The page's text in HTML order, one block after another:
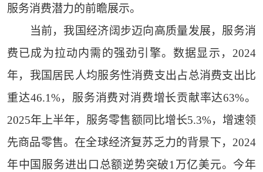
服务消费潜力的前瞻展示。
当前，我国经济阔步迈向高质量发展，服务消
费已成为拉动内需的强劲引擎。数据显示，2024
年，我国居民人均服务性消费支出占总消费支出比
重达46.1%，服务消费对消费增长贡献率达63%。
2025年上半年，服务零售额同比增长5.3%，增速领
先商品零售。在全球经济复苏乏力的背景下，2024
年中国服务进出口总额逆势突破1万亿美元。今年